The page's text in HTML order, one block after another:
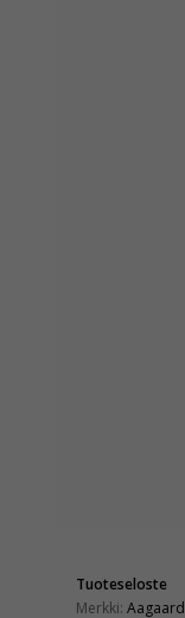
Tuoteseloste
Merkki: Aagaard